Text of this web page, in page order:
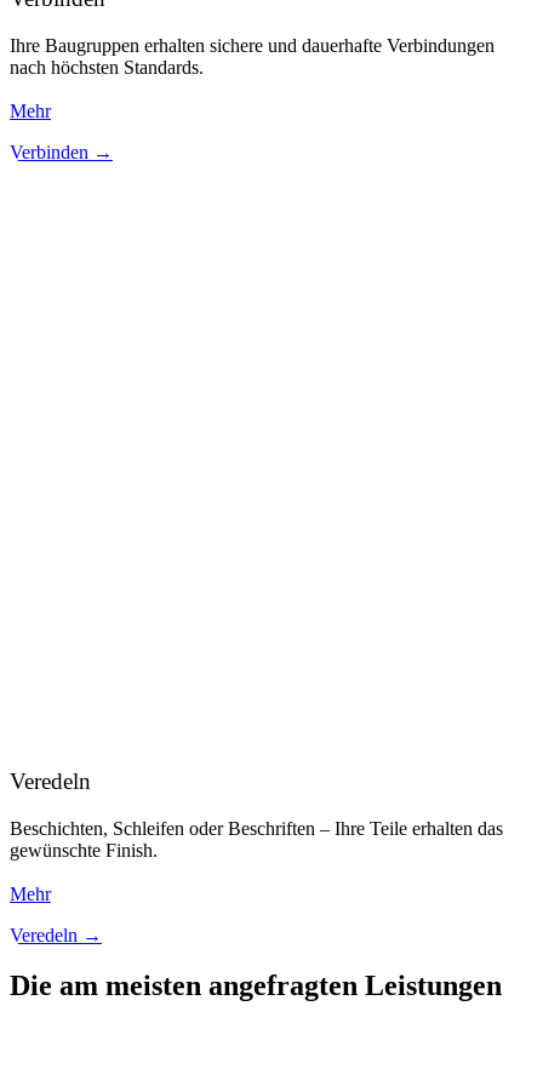
Ihre Baugruppen erhalten sichere und dauerhafte Verbindungen
nach höchsten Standards.
Mehr
Verbinden →
Veredeln
Beschichten, Schleifen oder Beschriften – Ihre Teile erhalten das
gewünschte Finish.
Mehr
Veredeln →
Die am meisten angefragten Leistungen